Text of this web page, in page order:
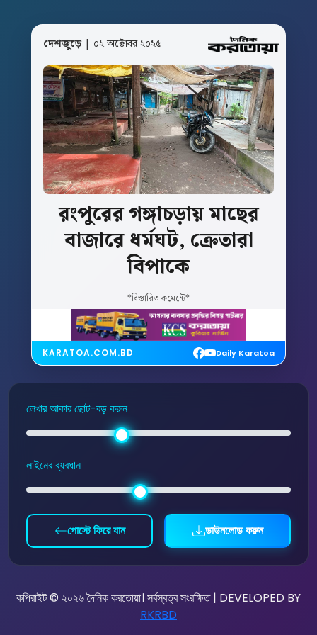
দেশজুড়ে| ০২ অক্টোবর ২০২৫
রংপুরেরগঙ্গাচড়ায়মাছের
বাজারেধর্মঘট, ক্রেতারা
বিপাকে
*বিস্তারিত কমেন্টে*
KARATOA.COM.BD Daily Karatoa
লেখার আকার ছোট-বড় করুন
লাইনের ব্যবধান
পোস্টে ফিরে যান ডাউনলোড করুন
কপিরাইট © ২০২৬ দৈনিক করতোয়া। সর্বস্বত্ব সংরক্ষিত | DEVELOPED BY
RKRBD